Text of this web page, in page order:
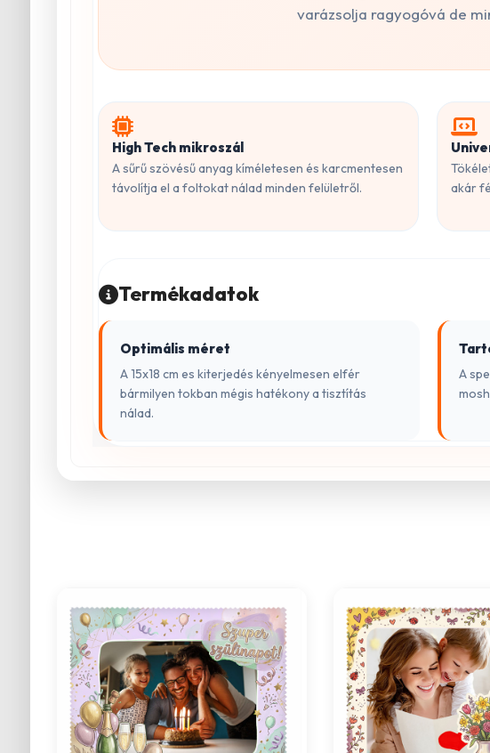
varázsolja ragyogóvá de
High Tech mikroszál
A sűrű szövésű anyag kíméletesen és karcmentesen
távolítja el a foltokat nálad minden felületről.
akár
Termékadatok
Optimális méret
A 15x18 cm es kiterjedés kényelmesen elfér
bármilyen tokban mégis hatékony a tisztítás
nálad.
A